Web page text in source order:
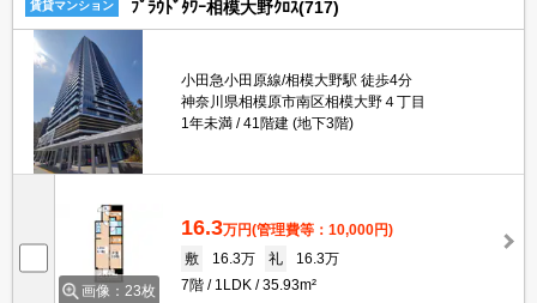
賃貸マンション ﾌﾟﾗｳﾄﾞﾀﾜｰ相模大野ｸﾛｽ(717)
小田急小田原線/相模大野駅 徒歩4分
神奈川県相模原市南区相模大野４丁目
1年未満
41階建 (地下3階)
画像：23枚
16.3万円(管理費等：10,000円)
敷
16.3万 礼
16.3万
7階
1LDK 35.93m²